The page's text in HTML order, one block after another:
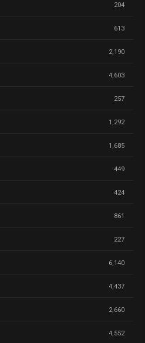
204
613
2,190
4,603
257
1,292
1,685
449
424
861
227
6,140
4,437
2,660
4,552